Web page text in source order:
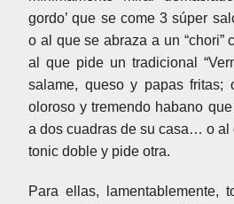
gordo’ que se come 3 súper
o al que se abraza a un “chori”
al que pide un tradicional
salame, queso y papas
oloroso y tremendo habano
a dos cuadras de su casa… o al
tonic doble y pide otra.
Para ellas,